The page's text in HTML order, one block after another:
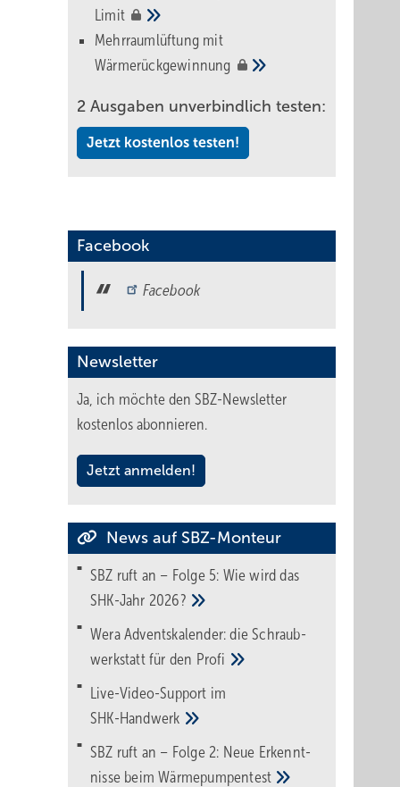
Limit
Mehrraumlüftung mit
Wärmerückgewinnung
2 Ausgaben unverbindlich testen:
Jetzt kostenlos testen!
Facebook
Facebook
Newsletter
Ja, ich möchte den SBZ-Newsletter
kostenlos abonnieren.
Jetzt anmelden!
News auf SBZ-Monteur
SBZ ruft an – Folge 5: Wie wird das
SHK-Jahr 2026?
Wera Adventskalender: die Schraub­
werk­statt für den Pro­fi
Live-Video-Support im
SHK-Handwerk
SBZ ruft an – Folge 2: Neue Erkennt­
nisse beimWärme­pumpen­test